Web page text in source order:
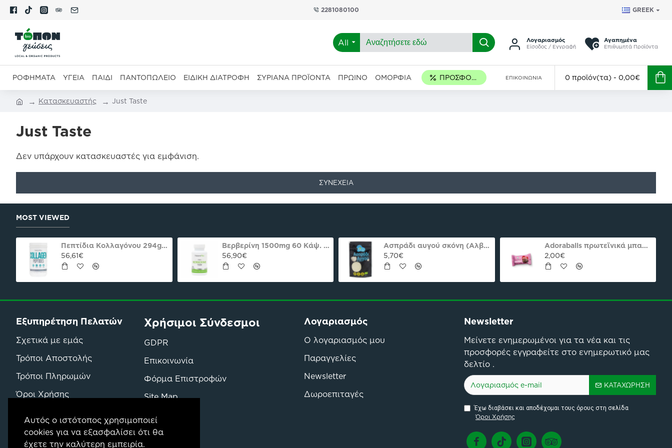
Αυτός ο ιστότοπος χρησιμοποιεί
cookies για να εξασφαλίσει ότι θα
έχετε την καλύτερη εμπειρία.
2281080100 GREEK
All Λογαριασμός
Είσοδος / Εγγραφή
Αγαπημένα
Επιθυμητά Προϊόντα
ΡΟΦΉΜΑΤΑ ΥΓΕΊΑ ΠΑΙΔΊ ΠΑΝΤΟΠΩΛΕΊΟ ΕΙΔΙΚΉ ΔΙΑΤΡΟΦΉ ΣΥΡΙΑΝΆ ΠΡΟΪΌΝΤΑ ΠΡΩΙΝΌ ΟΜΟΡΦΙΆ ΠΡΟΣΦΟΡΈΣ ΕΠΙΚΟΙΝΩΝΊΑ 0 προϊόν(τα) - 0,00€
Κατασκευαστής Just Taste
Just Taste
Δεν υπάρχουν κατασκευαστές για εμφάνιση.
ΣΥΝΈΧΕΙΑ
MOST VIEWED
Πεπτίδια Κολλαγόνου 294g Natures Plus
56,61€
Βερβερίνη 1500mg 60 Κάψ. Natures Plus Pro
56,90€
Ασπράδι αυγού σκόνη (Αλβουμίνη) Ola-Bio 50gr
5,70€
Adoraballs πρωτεϊνικά μπαλάκια choco praline delight 40γρ Nutree Χ.ΓΛ
2,00€
Εξυπηρέτηση Πελατών
Σχετικά με εμάς
Τρόποι Αποστολής
Τρόποι Πληρωμών
Όροι Χρήσης
Χρήσιμοι Σύνδεσμοι
GDPR
Επικοινωνία
Φόρμα Επιστροφών
Site Map
Μάρκες
Λογαριασμός
Ο λογαριασμός μου
Παραγγελίες
Newsletter
Δωροεπιταγές
Newsletter
Μείνετε ενημερωμένοι για τα νέα και τις
προσφορές εγγραφείτε στο ενημερωτικό μας
δελτίο .
ΚΑΤΑΧΏΡΗΣΗ
Έχω διαβάσει και αποδέχομαι τους όρους στη σελίδα
Όροι Χρήσης